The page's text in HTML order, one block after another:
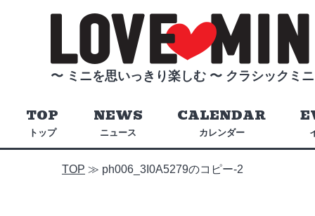
〜 ミニを思いっきり楽しむ 〜 クラシックミ
トップ
TOP
ニュース
NEWS
カレンダー
CALENDAR
TOP ≫ ph006_3I0A5279のコピー-2